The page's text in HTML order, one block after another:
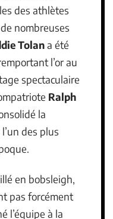
des athlètes
nombreuses
Tolana été
l’or au
spectaculaire
Ralph
la
des plus
en bobsleigh,
pas forcément
l’équipe à la